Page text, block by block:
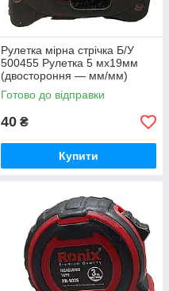
Рулетка мірна стрічка Б/У
500455 Рулетка 5 мх19мм
(двостороння — мм/мм)
INDUSTRIAL Wokin
Готово до відправки
40 ₴
Купити